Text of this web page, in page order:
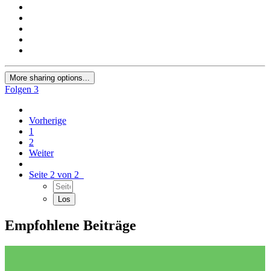
More sharing options...
Folgen 3
Vorherige
1
2
Weiter
Seite 2 von 2
Empfohlene Beiträge